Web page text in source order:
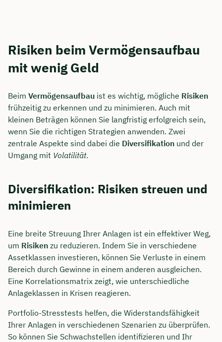
Risiken beim Vermögensaufbau
mit wenig Geld
Beim Vermögensaufbau ist es wichtig, mögliche Risiken
frühzeitig zu erkennen und zu minimieren. Auch mit
kleinen Beträgen können Sie langfristig erfolgreich sein,
wenn Sie die richtigen Strategien anwenden. Zwei
zentrale Aspekte sind dabei die Diversifikation und der
Umgang mit Volatilität.
Diversifikation: Risiken streuen und
minimieren
Eine breite Streuung Ihrer Anlagen ist ein effektiver Weg,
um Risiken zu reduzieren. Indem Sie in verschiedene
Assetklassen investieren, können Sie Verluste in einem
Bereich durch Gewinne in einem anderen ausgleichen.
Eine Korrelationsmatrix zeigt, wie unterschiedliche
Anlageklassen in Krisen reagieren.
Portfolio-Stresstests helfen, die Widerstandsfähigkeit
Ihrer Anlagen in verschiedenen Szenarien zu überprüfen.
So können Sie Schwachstellen identifizieren und Ihr